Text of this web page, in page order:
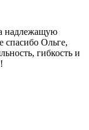
надлежащую
спасибо Ольге,
гибкость и